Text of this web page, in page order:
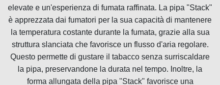
elevate e un'esperienza di fumata raffinata. La pipa "Stack"
è apprezzata dai fumatori per la sua capacità di mantenere
la temperatura costante durante la fumata, grazie alla sua
struttura slanciata che favorisce un flusso d'aria regolare.
Questo permette di gustare il tabacco senza surriscaldare
la pipa, preservandone la durata nel tempo. Inoltre, la
forma allungata della pipa "Stack" favorisce una